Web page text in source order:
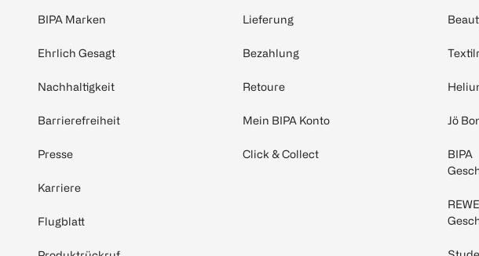
BIPA Marken
Ehrlich Gesagt
Nachhaltigkeit
Barrierefreiheit
Presse
Karriere
Flugblatt
Lieferung
Bezahlung
Retoure
Mein BIPA Konto
Click & Collect
Jö
BIPA
REWE